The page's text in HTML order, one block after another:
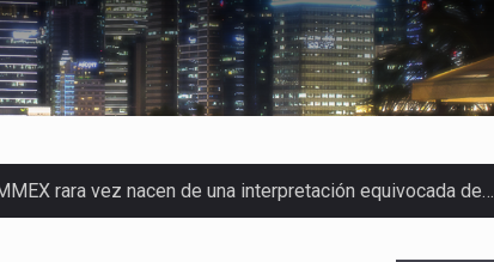
rara vez nacen de una interpretación equivocada de…